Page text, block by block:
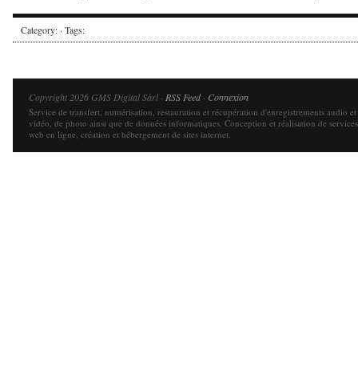
Category: · Tags:
Copyright 2026 GMS Digital Sàrl · RSS Feed· Connexion
Service de transfert, numérisation, restauration et récupération d'enregistrements audio et
vidéo, de photo ainsi que de données informatiques. Conception et réalisation de services
web en ligne, création et hébergement de sites internet.